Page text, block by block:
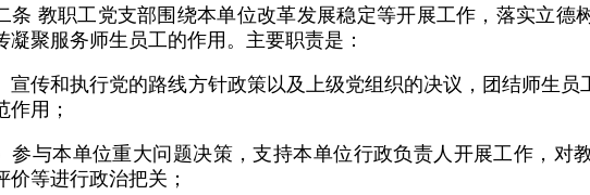
条 教职工党支部围绕本单位改革发展稳定等开展工作，落实立德
凝聚服务师生员工的作用。主要职责是：
宣传和执行党的路线方针政策以及上级党组织的决议，团结师生
作用；
参与本单位重大问题决策，支持本单位行政负责人开展工作，
价等进行政治把关；